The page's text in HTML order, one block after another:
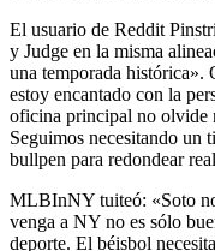
El usuario de Reddit
y Judge en la misma
una temporada
estoy encantado con la
oficina principal no olvide
Seguimos necesitando un
bullpen para redondear
MLBInNY tuiteó: «Soto
venga a NY no es sólo
deporte. El béisbol